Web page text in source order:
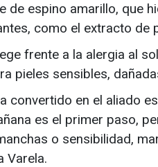
de espino amarillo, que
como el extracto de
frente a la alergia al
pieles sensibles,
convertido en el aliado
es el primer paso,
o sensibilidad,
Varela.